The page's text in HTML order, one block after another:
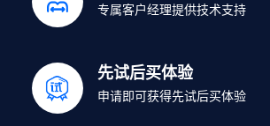
专属客户经理提供技术支持
先试后买体验
申请即可获得先试后买体验